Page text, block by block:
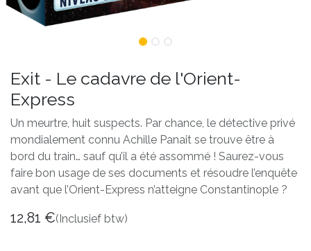
Exit - Le cadavre de l'Orient-
Express
Un meurtre, huit suspects. Par chance, le détective privé
mondialement connu Achille Panait se trouve être à
bord du train… sauf qu’il a été assommé ! Saurez-vous
faire bon usage de ses documents et résoudre l’enquête
avant que l’Orient-Express n’atteigne Constantinople ?
12,81 €(Inclusief btw)